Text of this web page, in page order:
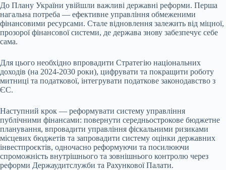
До Плану України увійшли важливі державні реформи. Перша
нагальна потреба — ефективне управління обмеженими
фінансовими ресурсами. Стале відновлення залежить від міцної,
прозорої фінансової системи, де держава знову забезпечує себе
сама.
Для цього необхідно впровадити Стратегію національних
доходів (на 2024-2030 роки), цифрувати та покращити роботу
митниці та податкової, інтегрувати податкове законодавство з
ЄС.
Наступний крок — реформувати систему управління
публічними фінансами: повернути середньострокове бюджетне
планування, впровадити управління фіскальними ризиками
місцевих бюджетів та запровадити систему оцінки державних
інвестпроєктів, одночасно реформуючи та посилюючи
спроможність внутрішнього та зовнішнього контролю через
реформи Держаудитслужби та Рахункової Палати.